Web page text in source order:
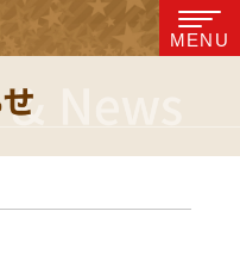
MENU